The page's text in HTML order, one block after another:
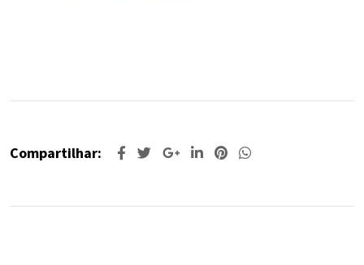
Compartilhar: